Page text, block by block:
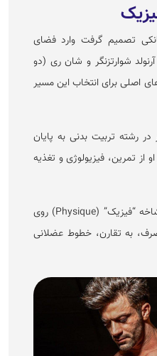
کاشانکی تصمیم گرفت وارد فضای
شوارتزنگر و شان ری (دو
اصلی برای انتخاب این مسیر
رشته تربیت بدنی به پایان
از تمرین، فیزیولوژی و تغذیه
کاشانکی در بدنسازی رقابتی به شاخه “فیزیک” (Physique) روی
به تقارن، خطوط عضلانی